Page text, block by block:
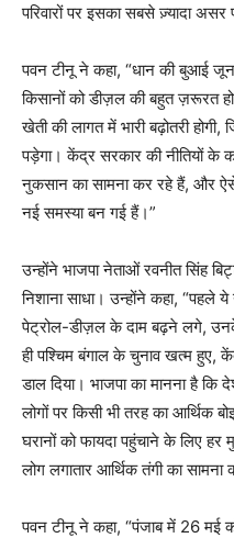
परिवारों पर इसका सबसे ज़्यादा असर
पवन टीनू ने कहा, “धान की बुआई
किसानों को डीज़ल की बहुत ज़रूरत
खेती की लागत में भारी बढ़ोतरी
पड़ेगा। केंद्र सरकार की नीतियों के
नुकसान का सामना कर रहे हैं, और
नई समस्या बन गई हैं।”
उन्होंने भाजपा नेताओं रवनीत सिंह
निशाना साधा। उन्होंने कहा, “पहले
पेट्रोल-डीज़ल के दाम बढ़ने लगे,
ही पश्चिम बंगाल के चुनाव खत्म हुए,
डाल दिया। भाजपा का मानना है
लोगों पर किसी भी तरह का आर्थिक
घरानों को फायदा पहुंचाने के लिए
लोग लगातार आर्थिक तंगी का सामना
पवन टीनू ने कहा, “पंजाब में 26 मई